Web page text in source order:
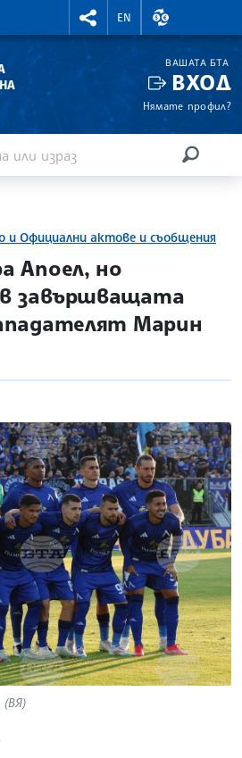
RIGHTMENU.SOCIAL
EN
ВАЛУТНИ
ВАШАТА БТА
ВХОД
Нямате профил?
и Официални актове и съобщения
Апоел, но
завършващата
Марин
(ВЯ)